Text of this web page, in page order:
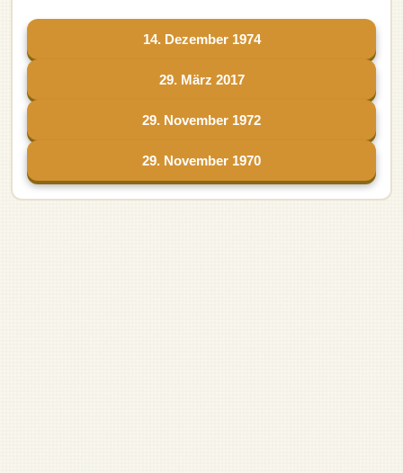
14. Dezember 1974
29. März 2017
29. November 1972
29. November 1970